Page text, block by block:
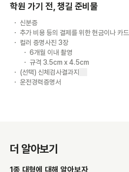
학원 가기 전, 챙길 준비물
신분증
추가 비용 등의 결제를 위한 현금이나 카드
컬러 증명사진 3장
6개월 이내 촬영
규격 3.5cm x 4.5cm
(선택) 신체검사결과지
운전경력증명서
더 알아보기
1종 대형에 대해 알아보자